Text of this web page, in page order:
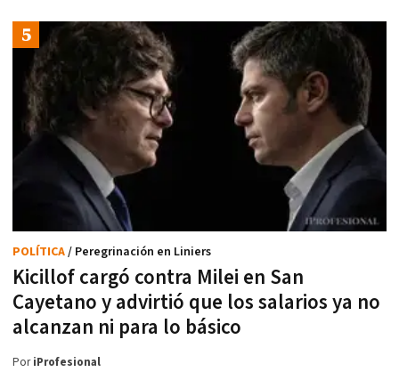
Kicillof cargó contra Milei en San
Cayetano y advirtió que los salarios ya no
alcanzan ni para lo básico
POLÍTICA/ Peregrinación en Liniers
PoriProfesional